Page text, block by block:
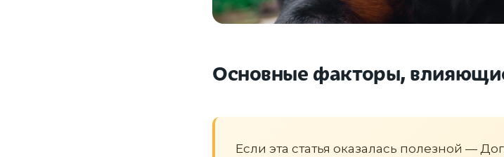
Основные факторы,
Если эта статья оказалась полезной —